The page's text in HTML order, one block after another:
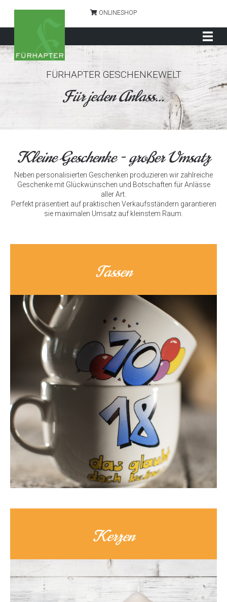
ONLINESHOP
FÜRHAPTER GESCHENKEWELT
Für jeden Anlass...
Kleine Geschenke - großer Umsatz
Neben personalisierten Geschenken produzieren wir zahlreiche
Geschenke mit Glückwünschen und Botschaften für Anlässe
aller Art.
Perfekt präsentiert auf praktischen Verkaufsständern garantieren
sie maximalen Umsatz auf kleinstem Raum.
Tassen
Kerzen